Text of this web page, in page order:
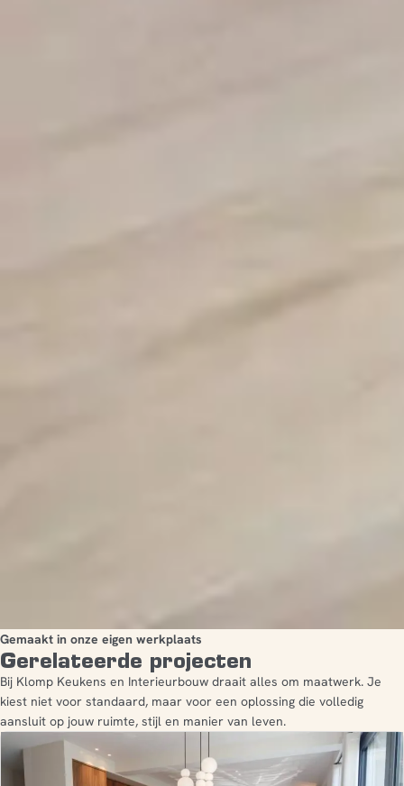
Gemaakt in onze eigen werkplaats
Gerelateerde projecten
Bij Klomp Keukens en Interieurbouw draait alles om maatwerk. Je
kiest niet voor standaard, maar voor een oplossing die volledig
aansluit op jouw ruimte, stijl en manier van leven.